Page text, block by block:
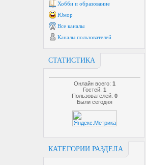
Хобби и образование
Юмор
Все каналы
Каналы пользователей
СТАТИСТИКА
Онлайн всего: 1
Гостей: 1
Пользователей: 0
Были сегодня
КАТЕГОРИИ РАЗДЕЛА